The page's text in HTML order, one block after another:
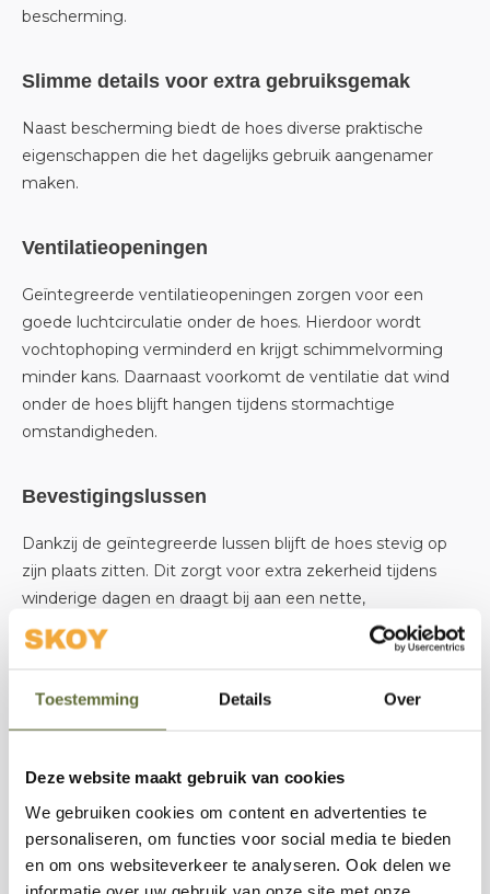
Toestemming Details Over
Deze website maakt gebruik van cookies
We gebruiken cookies om content en advertenties te
personaliseren, om functies voor social media te bieden
en om ons websiteverkeer te analyseren. Ook delen we
informatie over uw gebruik van onze site met onze
bescherming.
Slimme details voor extra gebruiksgemak
Naast bescherming biedt de hoes diverse praktische
eigenschappen die het dagelijks gebruik aangenamer
maken.
Ventilatieopeningen
Geïntegreerde ventilatieopeningen zorgen voor een
goede luchtcirculatie onder de hoes. Hierdoor wordt
vochtophoping verminderd en krijgt schimmelvorming
minder kans. Daarnaast voorkomt de ventilatie dat wind
onder de hoes blijft hangen tijdens stormachtige
omstandigheden.
Bevestigingslussen
Dankzij de geïntegreerde lussen blijft de hoes stevig op
zijn plaats zitten. Dit zorgt voor extra zekerheid tijdens
winderige dagen en draagt bij aan een nette,
aansluitende pasvorm rondom de barbecue.
Handige ophangmogelijkheden
Wanneer de barbecue in gebruik is, kan de hoes
ophanglussen. Zo blijft de hoes schoon en altijd binnen
handbereik.
Perfecte pasvorm voor TravelQ™ 285